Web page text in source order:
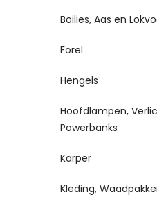
Boilies, Aas en
Forel
Hengels
Hoofdlampen,
Powerbanks
Karper
Kleding,